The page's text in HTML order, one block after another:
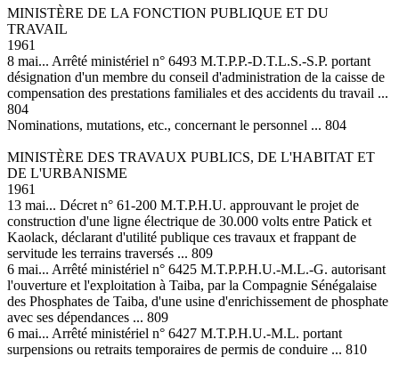
MINISTÈRE DE LA FONCTION PUBLIQUE ET DU
TRAVAIL
1961
8 mai... Arrêté ministériel n° 6493 M.T.P.P.-D.T.L.S.-S.P. portant
désignation d'un membre du conseil d'administration de la caisse de
compensation des prestations familiales et des accidents du travail ...
804
Nominations, mutations, etc., concernant le personnel ... 804
MINISTÈRE DES TRAVAUX PUBLICS, DE L'HABITAT ET
DE L'URBANISME
1961
13 mai... Décret n° 61-200 M.T.P.H.U. approuvant le projet de
construction d'une ligne électrique de 30.000 volts entre Patick et
Kaolack, déclarant d'utilité publique ces travaux et frappant de
servitude les terrains traversés ... 809
6 mai... Arrêté ministériel n° 6425 M.T.P.P.H.U.-M.L.-G. autorisant
l'ouverture et l'exploitation à Taiba, par la Compagnie Sénégalaise
des Phosphates de Taiba, d'une usine d'enrichissement de phosphate
avec ses dépendances ... 809
6 mai... Arrêté ministériel n° 6427 M.T.P.H.U.-M.L. portant
surpensions ou retraits temporaires de permis de conduire ... 810